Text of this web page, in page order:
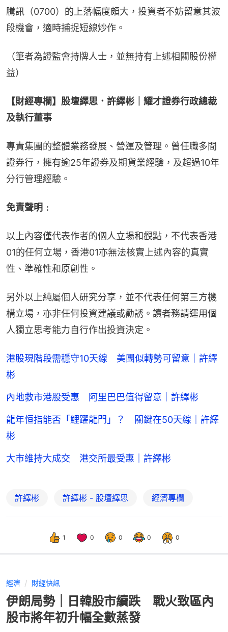
騰訊（0700）的上落幅度頗大，投資者不妨留意其波
段機會，適時捕捉短線炒作。
（筆者為證監會持牌人士，並無持有上述相關股份權
益）
【財經專欄】股壇繹思．許繹彬｜耀才證券行政總裁
及執行董事
專責集團的整體業務發展、營運及管理。曾任職多間
證券行，擁有逾25年證券及期貨業經驗，及超過10年
分行管理經驗。
免責聲明﹕
以上內容僅代表作者的個人立場和觀點，不代表香港
01的任何立場，香港01亦無法核實上述內容的真實
性、準確性和原創性。
另外以上純屬個人研究分享，並不代表任何第三方機
構立場，亦非任何投資建議或勸誘。讀者務請運用個
人獨立思考能力自行作出投資決定。
港股現階段需穩守10天線 美團似轉勢可留意｜許繹
彬
內地救市港股受惠 阿里巴巴值得留意｜許繹彬
龍年恒指能否「鯉躍龍門」？ 關鍵在50天線｜許繹
彬
大市維持大成交 港交所最受惠｜許繹彬
許繹彬 許繹彬 - 股壇繹思 經濟專欄
1 0 0 0 0
經濟 財經快訊
伊朗局勢｜日韓股市續跌 戰火致區內
股市將年初升幅全數蒸發